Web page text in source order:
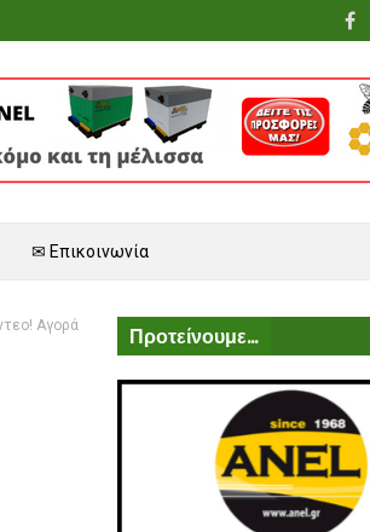
✉ Επικοινωνία
Αγορά
Προτείνουμε...